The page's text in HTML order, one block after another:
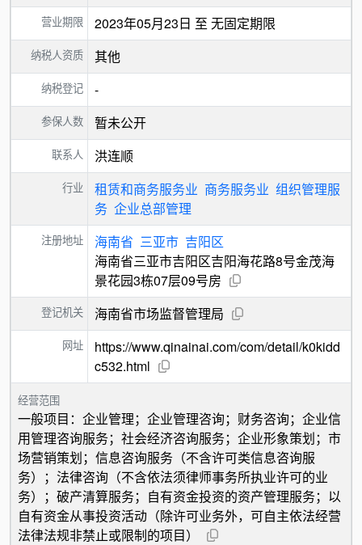
营业期限 2023年05月23日 至 无固定期限
纳税人资质 其他
纳税登记 -
参保人数 暂未公开
联系人 洪连顺
行业 租赁和商务服务业 商务服务业 组织管理服
务 企业总部管理
注册地址 海南省 三亚市 吉阳区
海南省三亚市吉阳区吉阳海花路8号金茂海
景花园3栋07层09号房
登记机关 海南省市场监督管理局
网址
https://www.qinainai.com/com/detail/k0kidd
c532.html
经营范围
一般项目：企业管理；企业管理咨询；财务咨询；企业信
用管理咨询服务；社会经济咨询服务；企业形象策划；市
场营销策划；信息咨询服务（不含许可类信息咨询服
务）；法律咨询（不含依法须律师事务所执业许可的业
务）；破产清算服务；自有资金投资的资产管理服务；以
自有资金从事投资活动（除许可业务外，可自主依法经营
法律法规非禁止或限制的项目）